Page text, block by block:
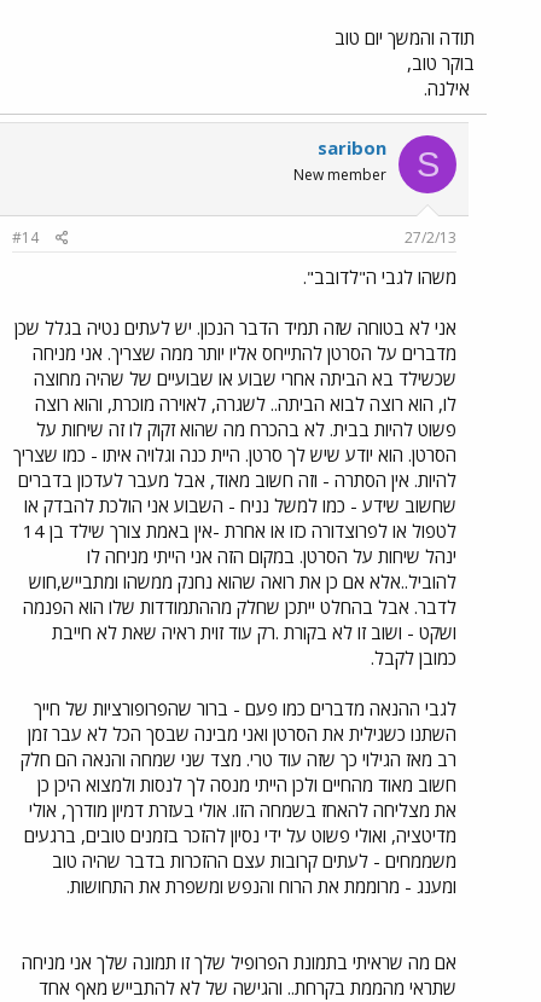
תודה והמשך יום טוב
בוקר טוב,
אילנה.
S
saribon
New member
27/2/13
#14
משהו לגבי ה"לדובב".
אני לא בטוחה שזה תמיד הדבר הנכון. יש לעתים נטיה בגלל שכן
מדברים על הסרטן להתייחס אליו יותר ממה שצריך. אני מניחה
שכשילד בא הביתה אחרי שבוע או שבועיים של שהיה מחוצה
לו, הוא רוצה לבוא הביתה.. לשגרה, לאוירה מוכרת, והוא רוצה
פשוט להיות בבית. לא בהכרח מה שהוא זקוק לו זה שיחות על
הסרטן. הוא יודע שיש לך סרטן. היית כנה וגלויה איתו - כמו שצריך
להיות. אין הסתרה - וזה חשוב מאוד, אבל מעבר לעדכון בדברים
שחשוב שידע - כמו למשל נניח - השבוע אני הולכת להבדק או
לטפול או לפרוצדורה כזו או אחרת -אין באמת צורך שילד בן 14
ינהל שיחות על הסרטן. במקום הזה אני הייתי מניחה לו
להוביל..אלא אם כן את רואה שהוא נחנק ממשהו ומתבייש,חוש
לדבר. אבל בהחלט ייתכן שחלק מההתמודדות שלו הוא הפנמה
ושקט - ושוב זו לא בקורת .רק עוד זוית ראיה שאת לא חייבת
כמובן לקבל.
לגבי ההנאה מדברים כמו פעם - ברור שהפרופורציות של חייך
השתנו כשגילית את הסרטן ואני מבינה שבסך הכל לא עבר זמן
רב מאז הגילוי כך שזה עוד טרי. מצד שני שמחה והנאה הם חלק
חשוב מאוד מהחיים ולכן הייתי מנסה לך לנסות ולמצוא היכן כן
את מצליחה להאחז בשמחה הזו. אולי בעזרת דמיון מודרך, אולי
מדיטציה, ואולי פשוט על ידי נסיון להזכר בזמנים טובים, ברגעים
משממחים - לעתים קרובות עצם ההזכרות בדבר שהיה טוב
ומענג - מרוממת את הרוח והנפש ומשפרת את התחושות.
אם מה שראיתי בתמונת הפרופיל שלך זו תמונה שלך אני מניחה
שתראי מהממת בקרחת.. והגישה של לא להתבייש מאף אחד